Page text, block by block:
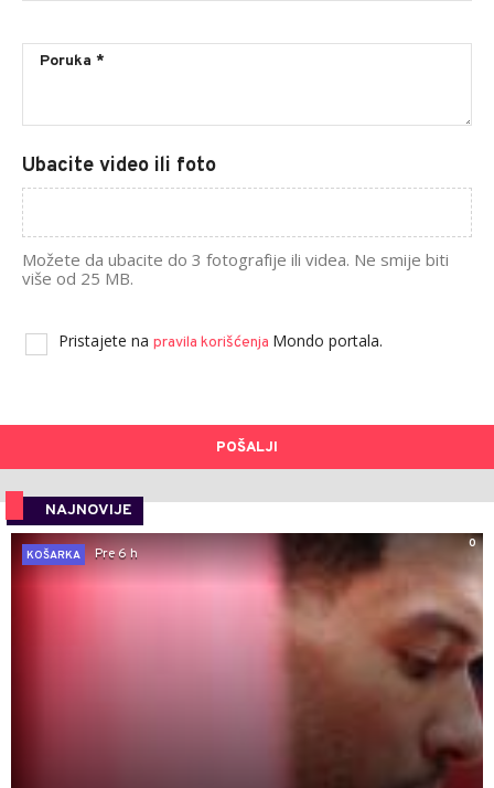
Ubacite video ili foto
Možete da ubacite do 3 fotografije ili videa. Ne smije biti
više od 25 MB.
Pristajete na pravila korišćenja Mondo portala.
POŠALJI
NAJNOVIJE
0
KOŠARKA
Pre 6 h